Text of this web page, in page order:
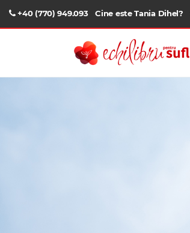
+40 (770) 949.093 Cine este Tania Dihel?